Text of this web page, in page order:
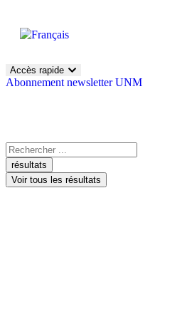
Accès rapide
Abonnement newsletter UNM
résultats
Voir tous les résultats